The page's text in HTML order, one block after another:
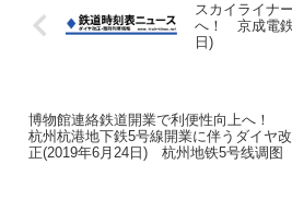
スカイライナ
へ！ 京成電鉄
日)
博物館連絡鉄道開業で利便性向上へ！
杭州杭港地下鉄5号線開業に伴うダイヤ改
正(2019年6月24日) 杭州地铁5号线调图